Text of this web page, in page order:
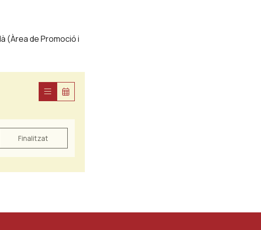
(Àrea de Promoció i
Finalitzat